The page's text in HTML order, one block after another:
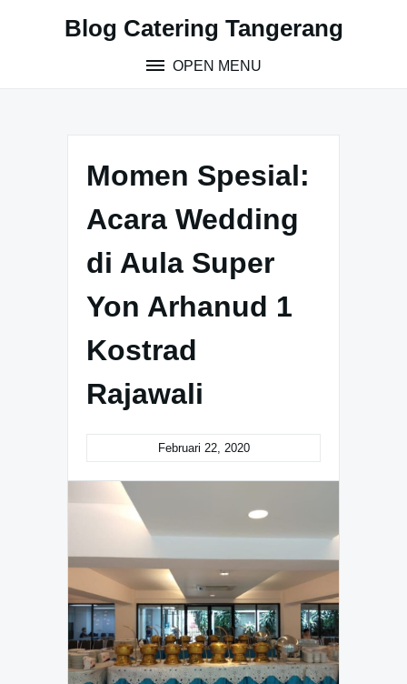
Blog Catering Tangerang
OPEN MENU
Momen Spesial:
Acara Wedding
di Aula Super
Yon Arhanud 1
Kostrad
Rajawali
Februari 22, 2020